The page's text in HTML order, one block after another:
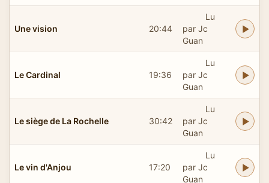
Une vision 20:44
Lu
par Jc
Guan
Le Cardinal 19:36
Lu
par Jc
Guan
Le siège de La Rochelle 30:42
Lu
par Jc
Guan
Le vin d'Anjou 17:20
Lu
par Jc
Guan